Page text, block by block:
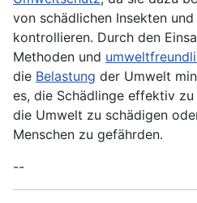
von schädlichen Insekten
kontrollieren. Durch den
Methoden und
die Belastung der Umwelt
es, die Schädlinge effektiv
die Umwelt zu schädigen
Menschen zu gefährden.
--